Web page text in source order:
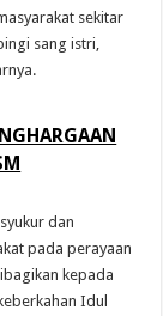
sekitar
sang istri,
dan
pada perayaan
kepada
Idul